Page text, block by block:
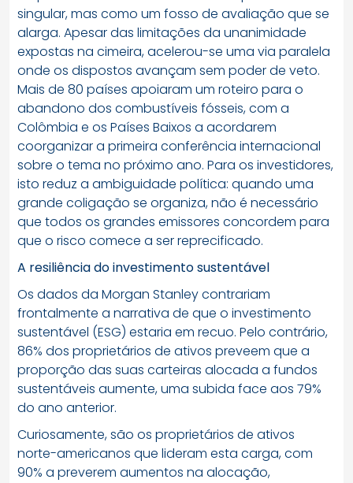
singular, mas como um fosso de avaliação que se
alarga. Apesar das limitações da unanimidade
expostas na cimeira, acelerou-se uma via paralela
onde os dispostos avançam sem poder de veto.
Mais de 80 países apoiaram um roteiro para o
abandono dos combustíveis fósseis, com a
Colômbia e os Países Baixos a acordarem
coorganizar a primeira conferência internacional
sobre o tema no próximo ano. Para os investidores,
isto reduz a ambiguidade política: quando uma
grande coligação se organiza, não é necessário
que todos os grandes emissores concordem para
que o risco comece a ser reprecificado.
A resiliência do investimento sustentável
Os dados da Morgan Stanley contrariam
frontalmente a narrativa de que o investimento
sustentável (ESG) estaria em recuo. Pelo contrário,
86% dos proprietários de ativos preveem que a
proporção das suas carteiras alocada a fundos
sustentáveis aumente, uma subida face aos 79%
do ano anterior.
Curiosamente, são os proprietários de ativos
norte-americanos que lideram esta carga, com
90% a preverem aumentos na alocação,